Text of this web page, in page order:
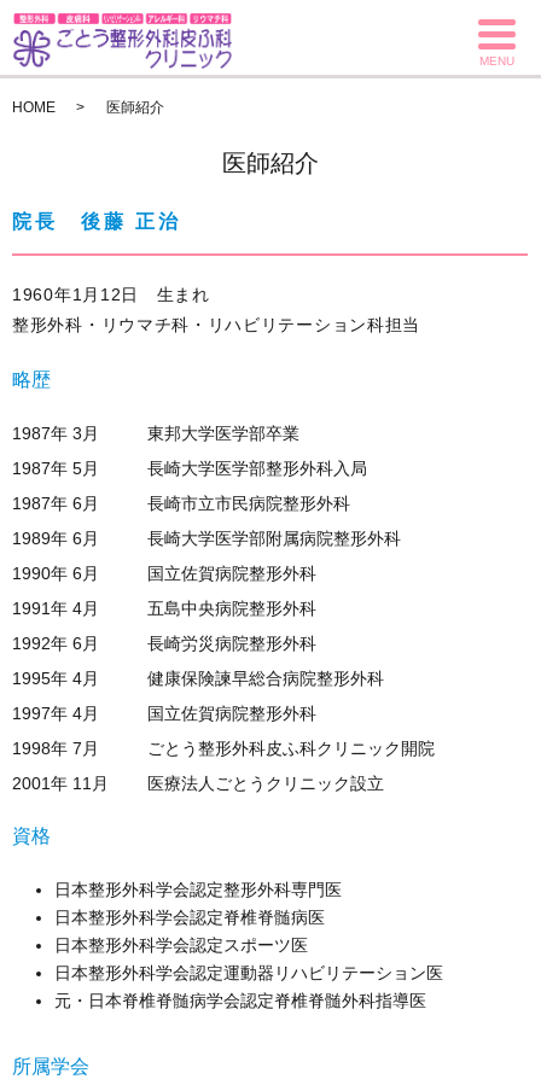
MENU
HOME 医師紹介
医師紹介
院長 後藤 正治
1960年1月12日 生まれ
整形外科・リウマチ科・リハビリテーション科担当
略歴
1987年 3月
東邦大学医学部卒業
1987年 5月
長崎大学医学部整形外科入局
1987年 6月
長崎市立市民病院整形外科
1989年 6月
長崎大学医学部附属病院整形外科
1990年 6月
国立佐賀病院整形外科
1991年 4月
五島中央病院整形外科
1992年 6月
長崎労災病院整形外科
1995年 4月
健康保険諫早総合病院整形外科
1997年 4月
国立佐賀病院整形外科
1998年 7月
ごとう整形外科皮ふ科クリニック開院
2001年 11月
医療法人ごとうクリニック設立
資格
日本整形外科学会認定整形外科専門医
日本整形外科学会認定脊椎脊髄病医
日本整形外科学会認定スポーツ医
日本整形外科学会認定運動器リハビリテーション医
元・日本脊椎脊髄病学会認定脊椎脊髄外科指導医
所属学会